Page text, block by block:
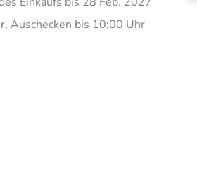
Auschecken bis 10:00 Uhr